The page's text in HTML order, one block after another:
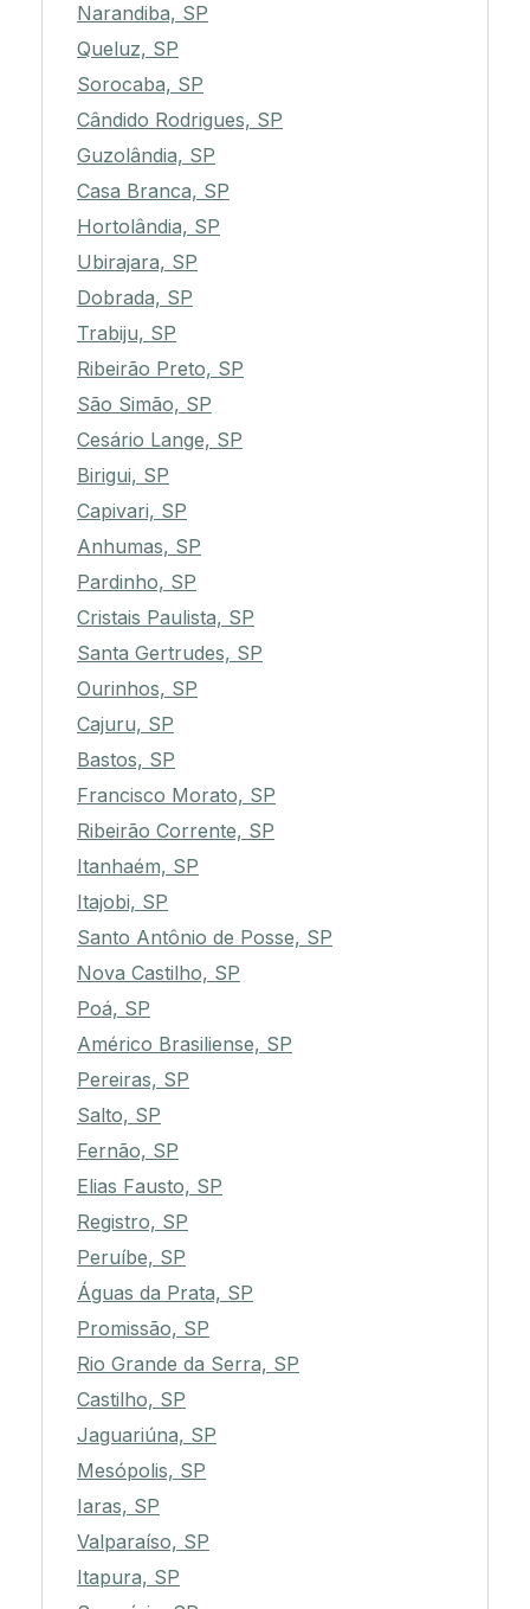
Narandiba, SP
Queluz, SP
Sorocaba, SP
Cândido Rodrigues, SP
Guzolândia, SP
Casa Branca, SP
Hortolândia, SP
Ubirajara, SP
Dobrada, SP
Trabiju, SP
Ribeirão Preto, SP
São Simão, SP
Cesário Lange, SP
Birigui, SP
Capivari, SP
Anhumas, SP
Pardinho, SP
Cristais Paulista, SP
Santa Gertrudes, SP
Ourinhos, SP
Cajuru, SP
Bastos, SP
Francisco Morato, SP
Ribeirão Corrente, SP
Itanhaém, SP
Itajobi, SP
Santo Antônio de Posse, SP
Nova Castilho, SP
Poá, SP
Américo Brasiliense, SP
Pereiras, SP
Salto, SP
Fernão, SP
Elias Fausto, SP
Registro, SP
Peruíbe, SP
Águas da Prata, SP
Promissão, SP
Rio Grande da Serra, SP
Castilho, SP
Jaguariúna, SP
Mesópolis, SP
Iaras, SP
Valparaíso, SP
Itapura, SP